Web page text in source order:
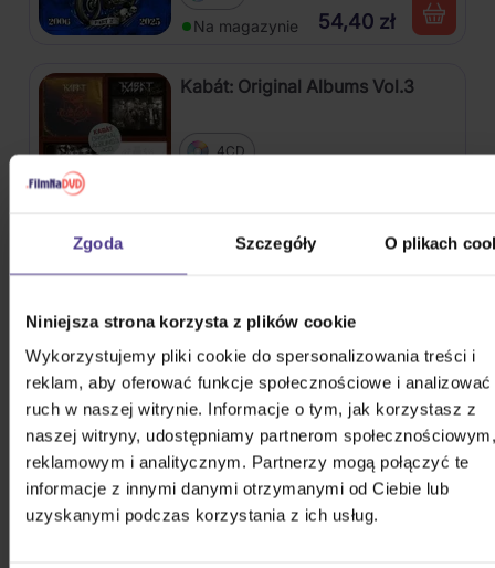
Zgoda Szczegóły O plikach
Niniejsza strona korzysta z plików cookie
Wykorzystujemy pliki cookie do spersonalizowania treści i
reklam, aby oferować funkcje społecznościowe i analizować
ruch w naszej witrynie. Informacje o tym, jak korzystasz z
naszej witryny, udostępniamy partnerom społecznościowym,
reklamowym i analitycznym. Partnerzy mogą połączyć te
informacje z innymi danymi otrzymanymi od Ciebie lub
uzyskanymi podczas korzystania z ich usług.
Na magazynie 54,40 zł
Kabát: Original Albums Vol.3
4CD
Mišík Vladimír: Vteřiny, měsíce a
roky
CD
Na magazynie 72,50 zł
Linkin Park: From Zero (Coloured
Blue Vinyl)
110,90 zł